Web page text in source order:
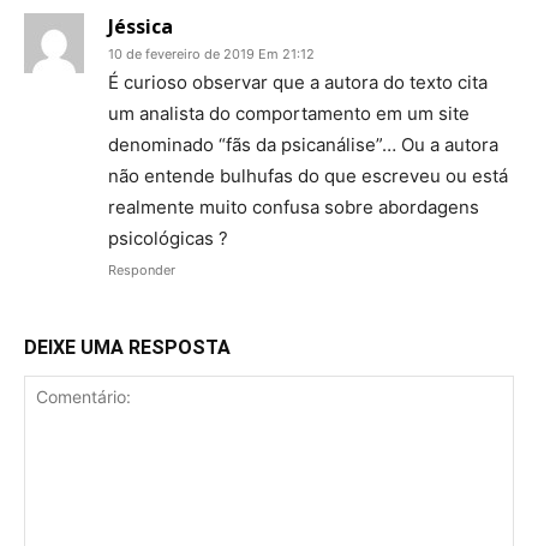
Jéssica
10 de fevereiro de 2019 Em 21:12
É curioso observar que a autora do texto cita
um analista do comportamento em um site
denominado “fãs da psicanálise”… Ou a autora
não entende bulhufas do que escreveu ou está
realmente muito confusa sobre abordagens
psicológicas ?
Responder
DEIXE UMA RESPOSTA